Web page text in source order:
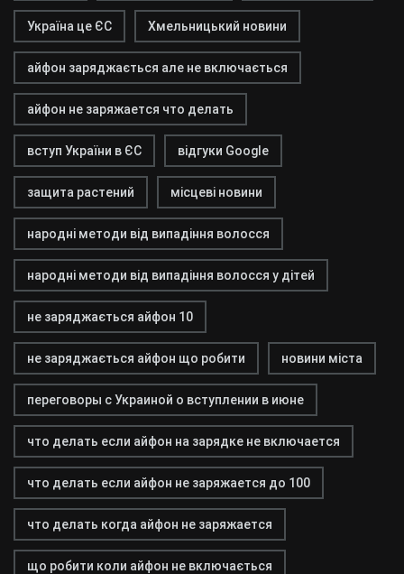
Україна це ЄС Хмельницький новини
айфон заряджається але не включається
айфон не заряжается что делать
вступ України в ЄС відгуки Google
защита растений місцеві новини
народні методи від випадіння волосся
народні методи від випадіння волосся у дітей
не заряджається айфон 10
не заряджається айфон що робити новини міста
переговоры с Украиной о вступлении в июне
что делать если айфон на зарядке не включается
что делать если айфон не заряжается до 100
что делать когда айфон не заряжается
що робити коли айфон не включається